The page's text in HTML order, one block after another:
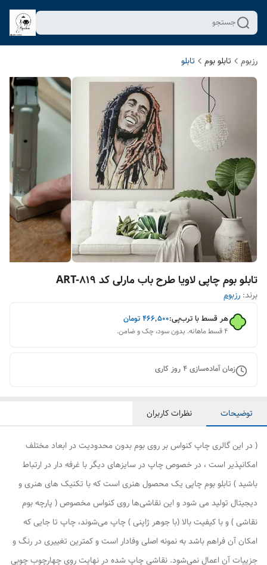
جستجو
رزبوم تابلو بوم تابلو
تابلو بوم چاپی لاویا طرح باب مارلی کد ART-819
برند: رزبوم
هر قسط با ترب‌پی:۴۶۶٬۵۰۰تومان
۴ قسط ماهانه. بدون سود، چک و ضامن.
زمان آماده‌سازی4روز کاری
توضیحات نظرات کاربران
( در این گالری چاپ کنواس بر روی بوم بدون محدودیت در ابعاد مختلف
امکانپذیر است ، در خصوص چاپ در سایزهای دیگر با غرفه دار در ارتباط
باشید ) تابلو بوم چاپی یک محصول هنری است که با تکنیک های هنری و
دیجیتال تولید می شود و این نقاشی‌ها روی کنواس مخصوص ( پارچه بوم
نقاشی ) و با کیفیت بالا (با جوهر ژاپنی ) چاپ می‌شوند، چاپ تا جایی که
امکان آن فراهم باشد به نمونه اصلی وفادار است و کمترین تغییری در رنگ و
جزییات آن اعمال نمی‌شود. نقاشی چاپ شده در نهایت روی چهارچوب چوبی